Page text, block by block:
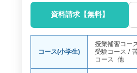
資料請求【無料】
コース(小学生)
授業補習コー
受験コース /
コース
他